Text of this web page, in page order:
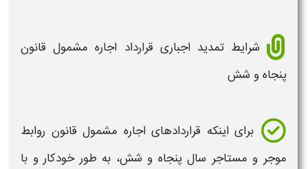
شرایط تمدید اجباری قرارداد اجاره مشمول قانون
پنجاه و شش
برای اینکه قراردادهای اجاره مشمول قانون روابط
موجر و مستاجر سال پنجاه و شش، به طورخودکارو با